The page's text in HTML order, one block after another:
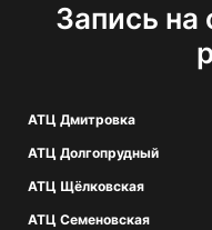
Запись на
АТЦ Дмитровка
АТЦ Долгопрудный
АТЦ Щёлковская
АТЦ Семеновская